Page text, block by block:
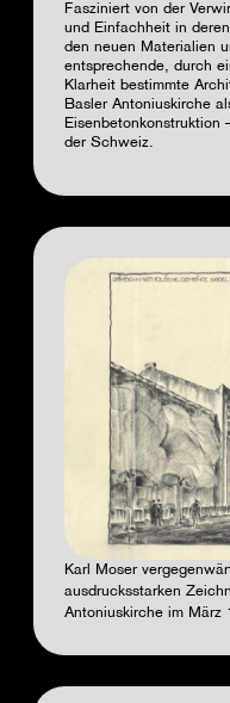
Fasziniert von der
und Einfachheit in
den neuen Materialien
entsprechende, durch
Klarheit bestimmte
Basler Antoniuskirche
Eisenbetonkonstruktion
der Schweiz.
Karl Moser
ausdrucksstarken
Antoniuskirche im März